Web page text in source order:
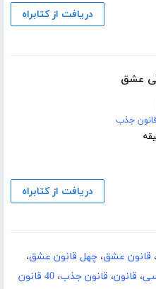
دریافت از کتابراه
عشق
جذب
دریافت از کتابراه
، قانون عشق، چهل قانون عشق،
، قانون، قانون جذب،
40 قانون